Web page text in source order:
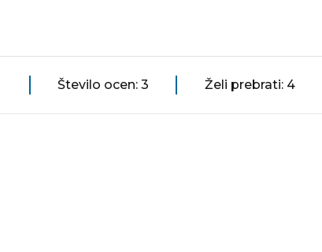
Število ocen: 3 Želi prebrati: 4